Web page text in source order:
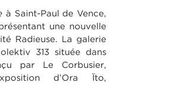
à Saint-Paul de Vence,
une nouvelle
Radieuse. La galerie
313 située dans
par Le Corbusier,
d’Ora Ïto,